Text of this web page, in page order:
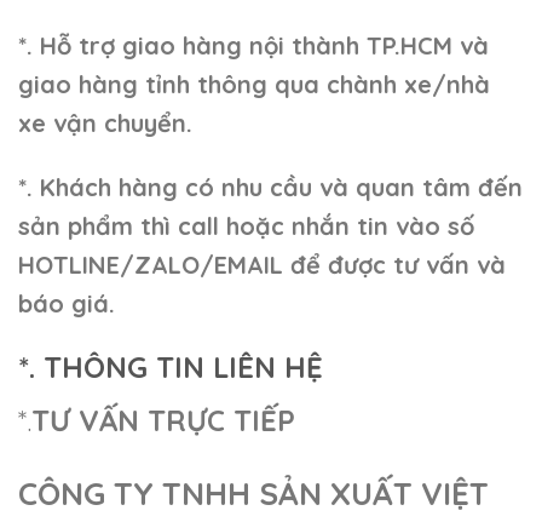
*. Hỗ trợ giao hàng nội thành TP.HCM và
giao hàng tỉnh thông qua chành xe/nhà
xe vận chuyển.
*. Khách hàng có nhu cầu và quan tâm đến
sản phẩm thì call hoặc nhắn tin vào số
HOTLINE/ZALO/EMAIL để được tư vấn và
báo giá.
*. THÔNG TIN LIÊN HỆ
*.TƯ VẤN TRỰC TIẾP
CÔNG TY TNHH SẢN XUẤT VIỆT